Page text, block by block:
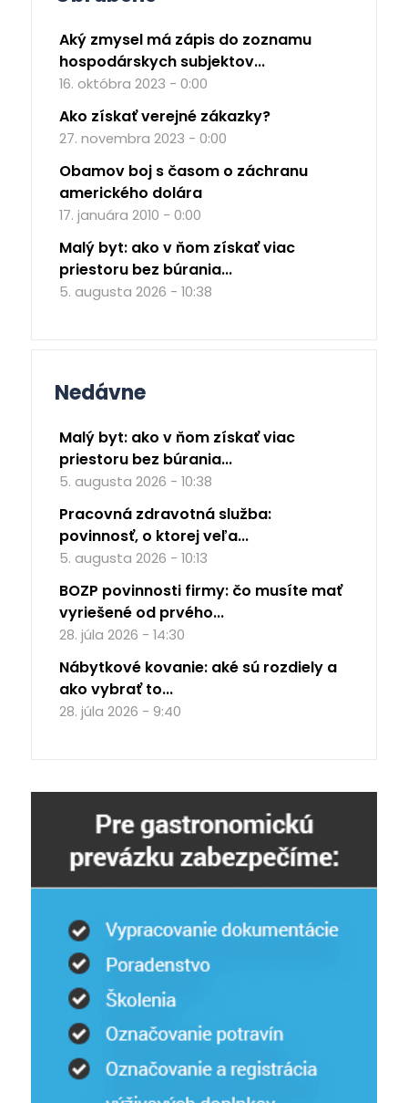
Aký zmysel má zápis do zoznamu
hospodárskych subjektov...
16. októbra 2023 - 0:00
Ako získať verejné zákazky?
27. novembra 2023 - 0:00
Obamov boj s časom o záchranu
amerického dolára
17. januára 2010 - 0:00
Malý byt: ako v ňom získať viac
priestoru bez búrania...
5. augusta 2026 - 10:38
Nedávne
Malý byt: ako v ňom získať viac
priestoru bez búrania...
5. augusta 2026 - 10:38
Pracovná zdravotná služba:
povinnosť, o ktorej veľa...
5. augusta 2026 - 10:13
BOZP povinnosti firmy: čo musíte mať
vyriešené od prvého...
28. júla 2026 - 14:30
Nábytkové kovanie: aké sú rozdiely a
ako vybrať to...
28. júla 2026 - 9:40